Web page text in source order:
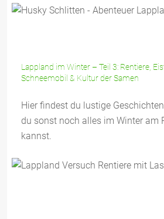
Lappland im Winter – Teil 3: Rentiere,
Schneemobil & Kultur der Samen
Hier findest du lustige
du sonst noch alles im Winter am
kannst.